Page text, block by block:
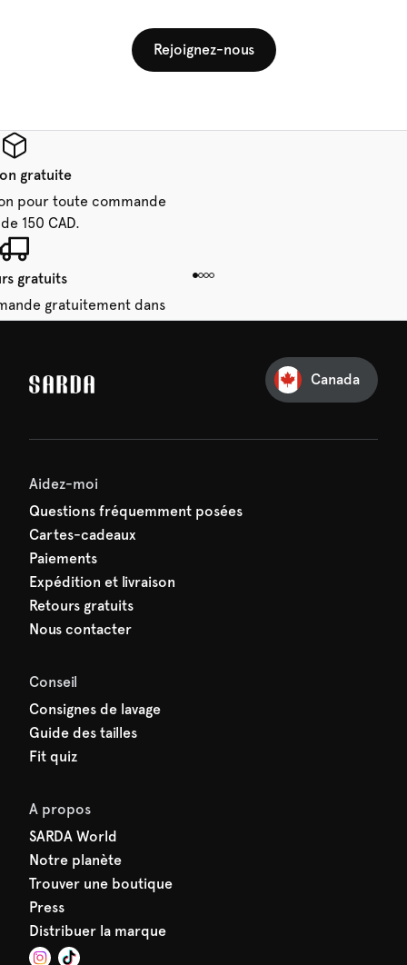
Rejoignez-nous
gratuite
pour toute commande
150 CAD.
gratuits
gratuitement dans
jours.
commande
Canada
Aidez-moi
Questions fréquemment posées
Cartes-cadeaux
Paiements
Expédition et livraison
Retours gratuits
Nous contacter
Conseil
Consignes de lavage
Guide des tailles
Fit quiz
A propos
SARDA World
Notre planète
Trouver une boutique
Press
Distribuer la marque